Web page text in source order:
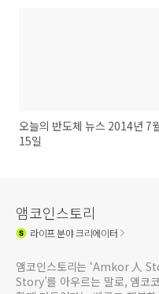
오늘의 반도체 뉴스 2014년 7
15일
앰코인스토리
라이프분야 크리에이터
앰코인스토리는 ‘Amkor 人
Story’를 아우르는 말로, 앰코